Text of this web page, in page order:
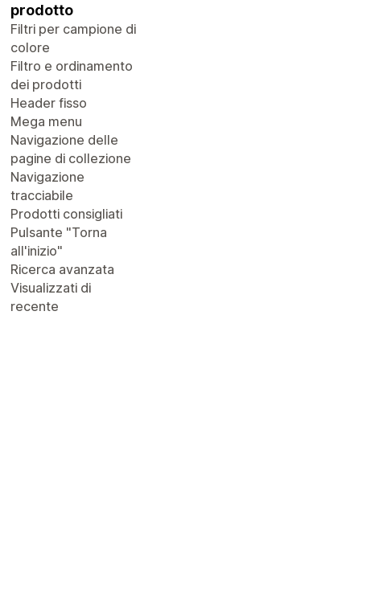
prodotto
Filtri per campione di
colore
Filtro e ordinamento
dei prodotti
Header fisso
Mega menu
Navigazione delle
pagine di collezione
Navigazione
tracciabile
Prodotti consigliati
Pulsante "Torna
all'inizio"
Ricerca avanzata
Visualizzati di
recente